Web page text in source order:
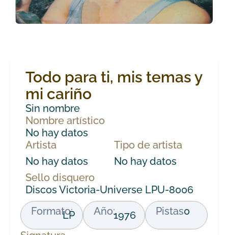
Todo para ti, mis temas y
mi cariño
Sin nombre
Nombre artístico
No hay datos
Artista
No hay datos
Tipo de artista
No hay datos
Sello disquero
Discos Victoria-Universe LPU-8006
Formato:
LP Año:1976 Pistas0